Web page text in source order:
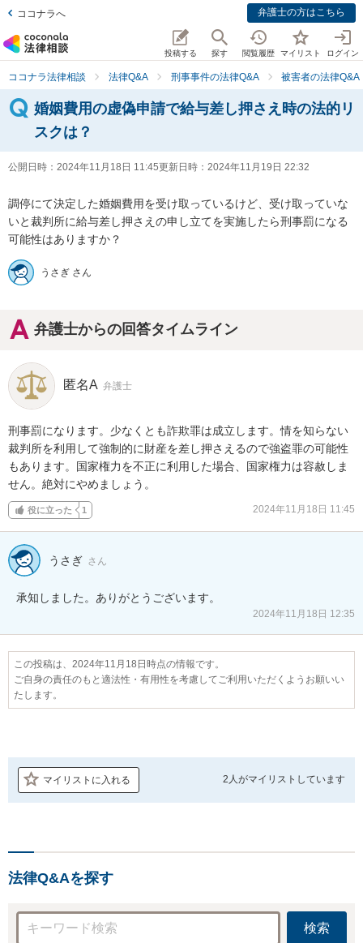
ココナラへ 弁護士の方はこちら
投稿する 探す 閲覧履歴 マイリスト ログイン
ココナラ法律相談 法律Q&A 刑事事件の法律Q&A 被害者の法律Q&A
婚姻費用の虚偽申請で給与差し押さえ時の法的リ
スクは？
公開日時： 2024年11月18日 11:45更新日時： 2024年11月19日 22:32
調停にて決定した婚姻費用を受け取っているけど、受け取っていな
いと裁判所に給与差し押さえの申し立てを実施したら刑事罰になる
可能性はありますか？
うさぎ さん
弁護士からの回答タイムライン
匿名A 弁護士
刑事罰になります。少なくとも詐欺罪は成立します。情を知らない
裁判所を利用して強制的に財産を差し押さえるので強盗罪の可能性
もあります。国家権力を不正に利用した場合、国家権力は容赦しま
せん。絶対にやめましょう。
役に立った 1 2024年11月18日 11:45
うさぎ さん
承知しました。ありがとうございます。
2024年11月18日 12:35
この投稿は、2024年11月18日時点の情報です。
ご自身の責任のもと適法性・有用性を考慮してご利用いただくようお願いい
たします。
マイリストに入れる 2人がマイリストしています
法律Q&Aを探す
検索